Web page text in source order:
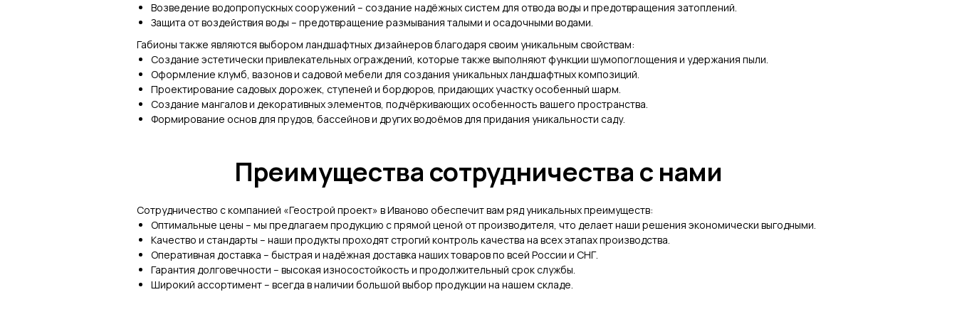
Возведение водопропускных сооружений – создание надёжных систем для отвода воды и предотвращения затоплений.
Защита от воздействия воды – предотвращение размывания талыми и осадочными водами.
Габионы также являются выбором ландшафтных дизайнеров благодаря своим уникальным свойствам:
Создание эстетически привлекательных ограждений, которые также выполняют функции шумопоглощения и удержания пыли.
Оформление клумб, вазонов и садовой мебели для создания уникальных ландшафтных композиций.
Проектирование садовых дорожек, ступеней и бордюров, придающих участку особенный шарм.
Создание мангалов и декоративных элементов, подчёркивающих особенность вашего пространства.
Формирование основ для прудов, бассейнов и других водоёмов для придания уникальности саду.
Преимущества сотрудничества с нами
Сотрудничество с компанией «Геострой проект» в Иваново обеспечит вам ряд уникальных преимуществ:
Оптимальные цены – мы предлагаем продукцию с прямой ценой от производителя, что делает наши решения экономически выгодными.
Качество и стандарты – наши продукты проходят строгий контроль качества на всех этапах производства.
Оперативная доставка – быстрая и надёжная доставка наших товаров по всей России и СНГ.
Гарантия долговечности – высокая износостойкость и продолжительный срок службы.
Широкий ассортимент – всегда в наличии большой выбор продукции на нашем складе.